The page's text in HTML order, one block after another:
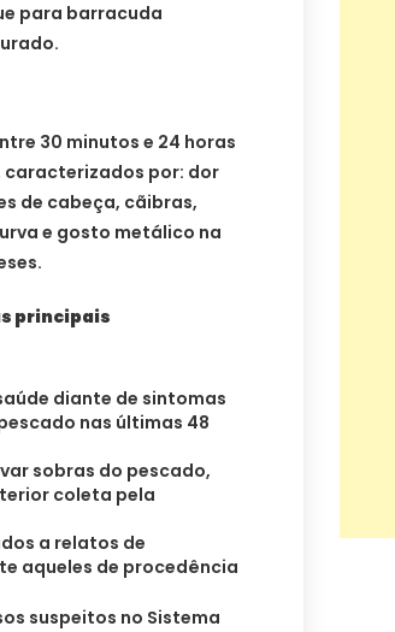
para barracuda
30 minutos e 24 horas
por: dor
de cabeça, cãibras,
e gosto metálico na
principais
diante de sintomas
nas últimas 48
sobras do pescado,
coleta pela
a relatos de
aqueles de procedência
suspeitos no Sistema